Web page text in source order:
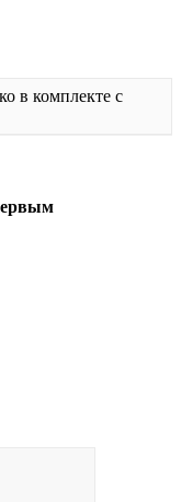
в комплекте с